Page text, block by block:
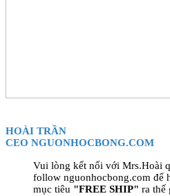
HOÀI TRẦN
CEO NGUONHOCBONG.COM
Vui lòng kết nối với Mrs.Hoài
follow nguonhocbong.com để
mục tiêu "FREE SHIP" ra thế